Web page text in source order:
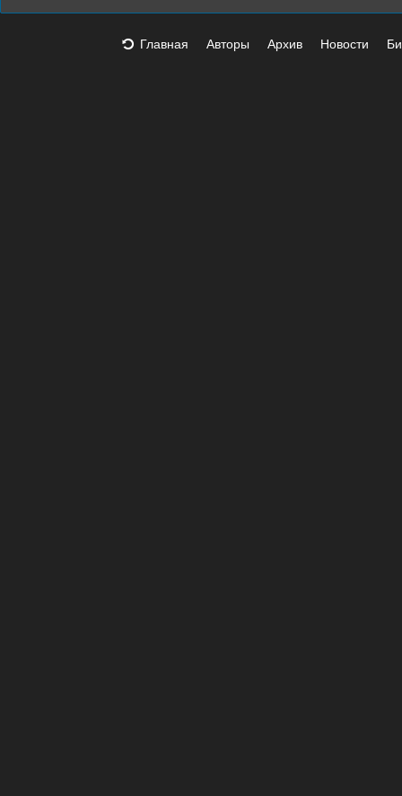
Главная Авторы Архив Новости